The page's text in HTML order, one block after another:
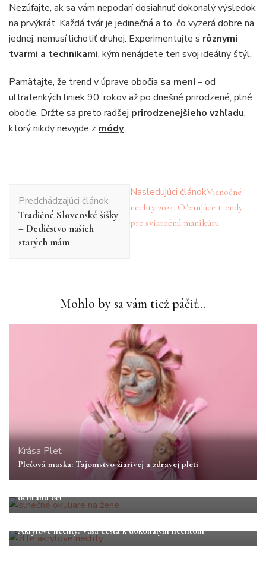
Nezúfajte, ak sa vám nepodarí dosiahnuť dokonalý výsledok
na prvýkrát. Každá tvár je jedinečná a to, čo vyzerá dobre na
jednej, nemusí lichotiť druhej. Experimentujte s rôznymi
tvarmi a technikami, kým nenájdete ten svoj ideálny štýl.
Pamätajte, že trend v úprave obočia sa mení– od
ultratenkých liniek 90. rokov až po dnešné prirodzené, plné
obočie. Držte sa preto radšej prirodzenejšieho vzhľadu,
ktorý nikdy nevyjde z módy.
článku
Predchádzajúci článok
Tradičné Slovenské šišky
– Dedičstvo našich
starých mám
Nasledujúci článokVianočné
nechty 2024: Očarujúce trendy
pre sviatočnú manikúru
Mohlo by sa vám tiež páčiť...
Krása Pleť
Pleťová maska: Tajomstvo žiarivej a zdravej pleti
ochranu očí
Akrylové nechty: Vaša cesta k dokonalým nechtom